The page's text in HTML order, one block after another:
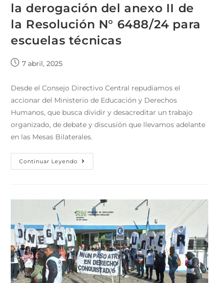
la derogación del anexo II de
la Resolución N° 6488/24 para
escuelas técnicas
7 abril, 2025
Desde el Consejo Directivo Central repudiamos el
accionar del Ministerio de Educación y Derechos
Humanos, que busca dividir y desacreditar un trabajo
organizado, de debate y discusión que llevamos adelante
en las Mesas Bilaterales.
Continuar Leyendo